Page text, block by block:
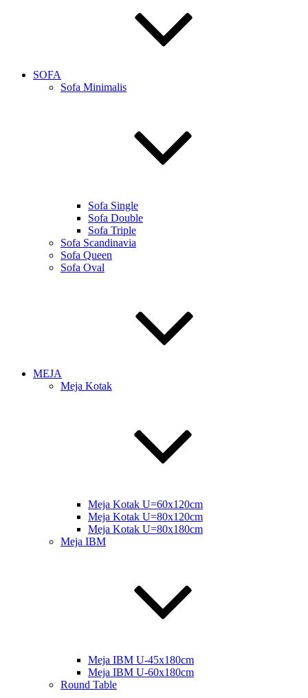
SOFA
Sofa Minimalis
Sofa Single
Sofa Double
Sofa Triple
Sofa Scandinavia
Sofa Queen
Sofa Oval
MEJA
Meja Kotak
Meja Kotak U=60x120cm
Meja Kotak U=80x120cm
Meja Kotak U=80x180cm
Meja IBM
Meja IBM U-45x180cm
Meja IBM U-60x180cm
Round Table